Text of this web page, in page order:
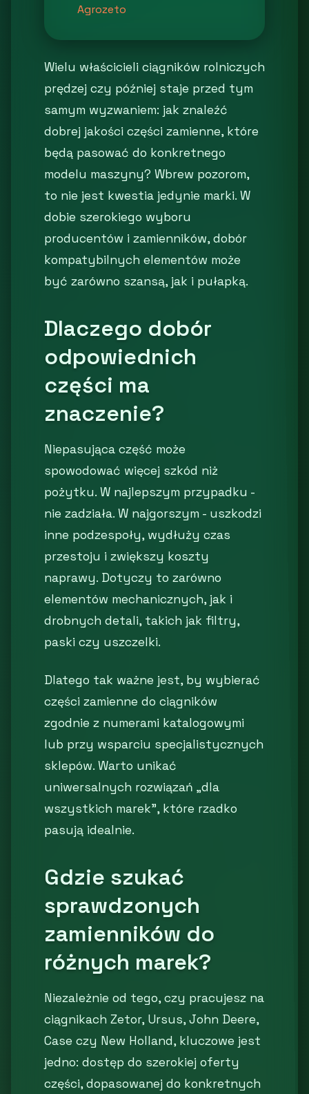
Agrozeto
Wielu właścicieli ciągników rolniczych
prędzej czy później staje przed tym
samym wyzwaniem: jak znaleźć
dobrej jakości części zamienne, które
będą pasować do konkretnego
modelu maszyny? Wbrew pozorom,
to nie jest kwestia jedynie marki. W
dobie szerokiego wyboru
producentów i zamienników, dobór
kompatybilnych elementów może
być zarówno szansą, jak i pułapką.
Dlaczego dobór
odpowiednich
części ma
znaczenie?
Niepasująca część może
spowodować więcej szkód niż
pożytku. W najlepszym przypadku -
nie zadziała. W najgorszym - uszkodzi
inne podzespoły, wydłuży czas
przestoju i zwiększy koszty
naprawy. Dotyczy to zarówno
elementów mechanicznych, jak i
drobnych detali, takich jak filtry,
paski czy uszczelki.
Dlatego tak ważne jest, by wybierać
części zamienne do ciągników
zgodnie z numerami katalogowymi
lub przy wsparciu specjalistycznych
sklepów. Warto unikać
uniwersalnych rozwiązań „dla
wszystkich marek”, które rzadko
pasują idealnie.
Gdzie szukać
sprawdzonych
zamienników do
różnych marek?
Niezależnie od tego, czy pracujesz na
ciągnikach Zetor, Ursus, John Deere,
Case czy New Holland, kluczowe jest
jedno: dostęp do szerokiej oferty
części, dopasowanej do konkretnych